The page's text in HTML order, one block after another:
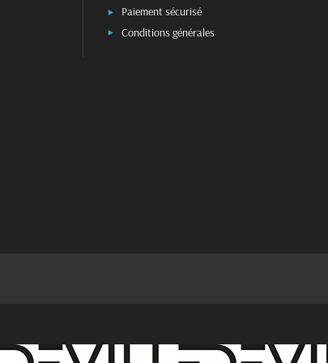
Paiement sécurisé
Conditions générales